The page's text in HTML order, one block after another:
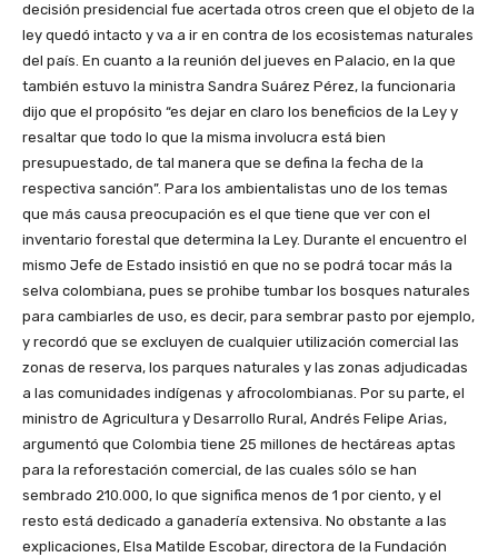
decisión presidencial fue acertada otros creen que el objeto de la
ley quedó intacto y va a ir en contra de los ecosistemas naturales
del país. En cuanto a la reunión del jueves en Palacio, en la que
también estuvo la ministra Sandra Suárez Pérez, la funcionaria
dijo que el propósito “es dejar en claro los beneficios de la Ley y
resaltar que todo lo que la misma involucra está bien
presupuestado, de tal manera que se defina la fecha de la
respectiva sanción”. Para los ambientalistas uno de los temas
que más causa preocupación es el que tiene que ver con el
inventario forestal que determina la Ley. Durante el encuentro el
mismo Jefe de Estado insistió en que no se podrá tocar más la
selva colombiana, pues se prohibe tumbar los bosques naturales
para cambiarles de uso, es decir, para sembrar pasto por ejemplo,
y recordó que se excluyen de cualquier utilización comercial las
zonas de reserva, los parques naturales y las zonas adjudicadas
a las comunidades indígenas y afrocolombianas. Por su parte, el
ministro de Agricultura y Desarrollo Rural, Andrés Felipe Arias,
argumentó que Colombia tiene 25 millones de hectáreas aptas
para la reforestación comercial, de las cuales sólo se han
sembrado 210.000, lo que significa menos de 1 por ciento, y el
resto está dedicado a ganadería extensiva. No obstante a las
explicaciones, Elsa Matilde Escobar, directora de la Fundación